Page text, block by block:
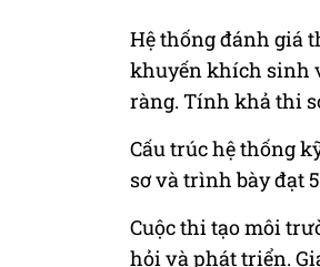
Hệ thống đánh giá
khuyến khích sinh
ràng. Tính khả thi
Cấu trúc hệ thống
sơ và trình bày đạt
Cuộc thi tạo môi
hỏi và phát triển.